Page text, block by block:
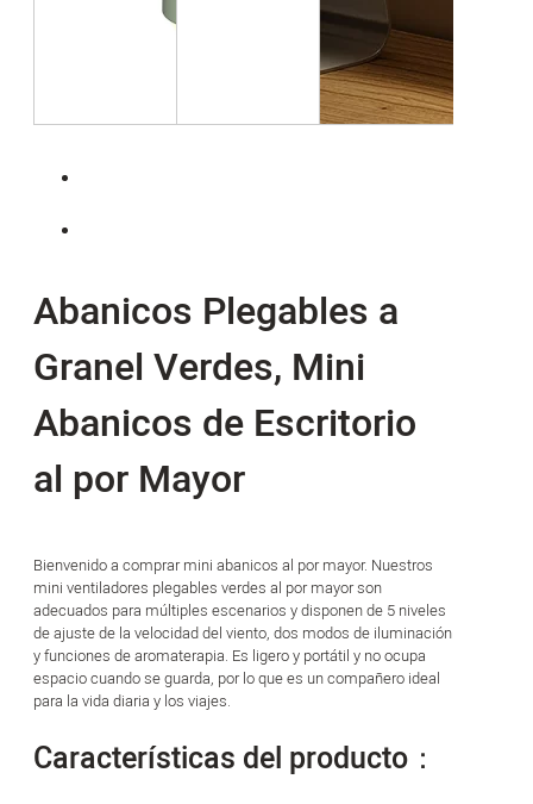
Abanicos Plegables a
Granel Verdes, Mini
Abanicos de Escritorio
al por Mayor
Bienvenido a comprar mini abanicos al por mayor. Nuestros
mini ventiladores plegables verdes al por mayor son
adecuados para múltiples escenarios y disponen de 5 niveles
de ajuste de la velocidad del viento, dos modos de iluminación
y funciones de aromaterapia. Es ligero y portátil y no ocupa
espacio cuando se guarda, por lo que es un compañero ideal
para la vida diaria y los viajes.
Características del producto：